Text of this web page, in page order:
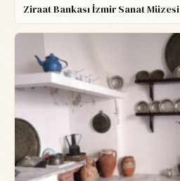
Ziraat Bankası İzmir Sanat Müzesi